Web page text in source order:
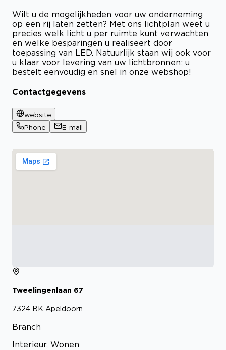
Wilt u de mogelijkheden voor uw onderneming
op een rij laten zetten? Met ons lichtplan weet u
precies welk licht u per ruimte kunt verwachten
en welke besparingen u realiseert door
toepassing van LED. Natuurlijk staan wij ook voor
u klaar voor levering van uw lichtbronnen; u
bestelt eenvoudig en snel in onze webshop!
Contactgegevens
website
Phone
E-mail
Tweelingenlaan 67
7324 BK Apeldoorn
Branch
Interieur, Wonen